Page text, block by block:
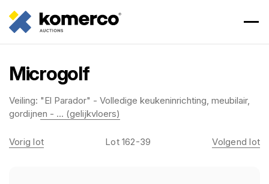
Microgolf
Veiling: "El Parador" - Volledige keukeninrichting, meubilair,
gordijnen - ... (gelijkvloers)
Vorig lot Lot 162-39 Volgend lot